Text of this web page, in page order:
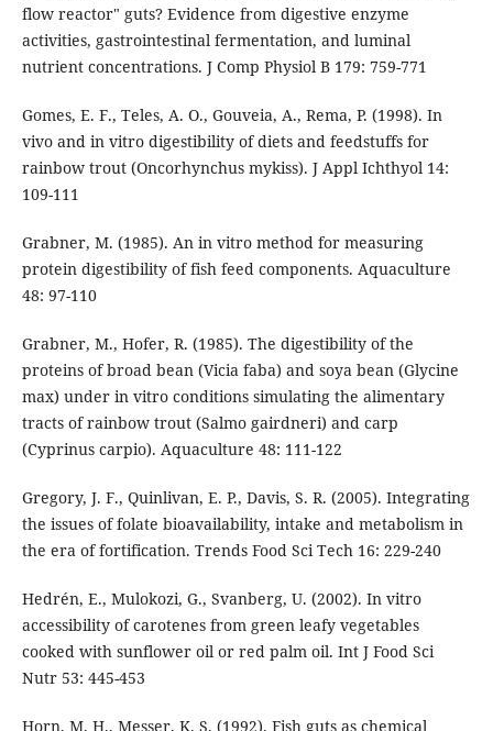
flow reactor" guts? Evidence from digestive enzyme
activities, gastrointestinal fermentation, and luminal
nutrient concentrations. J Comp Physiol B 179: 759-771
Gomes, E. F., Teles, A. O., Gouveia, A., Rema, P. (1998). In
vivo and in vitro digestibility of diets and feedstuffs for
rainbow trout (Oncorhynchus mykiss). J Appl Ichthyol 14:
109-111
Grabner, M. (1985). An in vitro method for measuring
protein digestibility of fish feed components. Aquaculture
48: 97-110
Grabner, M., Hofer, R. (1985). The digestibility of the
proteins of broad bean (Vicia faba) and soya bean (Glycine
max) under in vitro conditions simulating the alimentary
tracts of rainbow trout (Salmo gairdneri) and carp
(Cyprinus carpio). Aquaculture 48: 111-122
Gregory, J. F., Quinlivan, E. P., Davis, S. R. (2005). Integrating
the issues of folate bioavailability, intake and metabolism in
the era of fortification. Trends Food Sci Tech 16: 229-240
Hedrén, E., Mulokozi, G., Svanberg, U. (2002). In vitro
accessibility of carotenes from green leafy vegetables
cooked with sunflower oil or red palm oil. Int J Food Sci
Nutr 53: 445-453
Horn, M. H., Messer, K. S. (1992). Fish guts as chemical